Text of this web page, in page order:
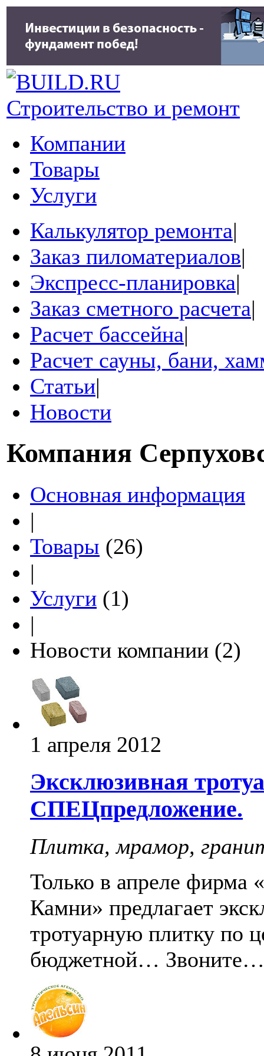
Строительство и ремонт
Компании
Товары
Услуги
Калькулятор ремонта|
Заказ пиломатериалов|
Экспресс-планировка|
Заказ сметного расчета|
Расчет бассейна|
Расчет сауны, бани,
Статьи|
Новости
Компания
Основная информация
|
Товары (26)
|
Услуги (1)
|
Новости компании (2)
1 апреля 2012
Эксклюзивная
СПЕЦпредложение.
Плитка, мрамор,
Только в апреле фирма
Камни» предлагает
тротуарную плитку по
бюджетной…